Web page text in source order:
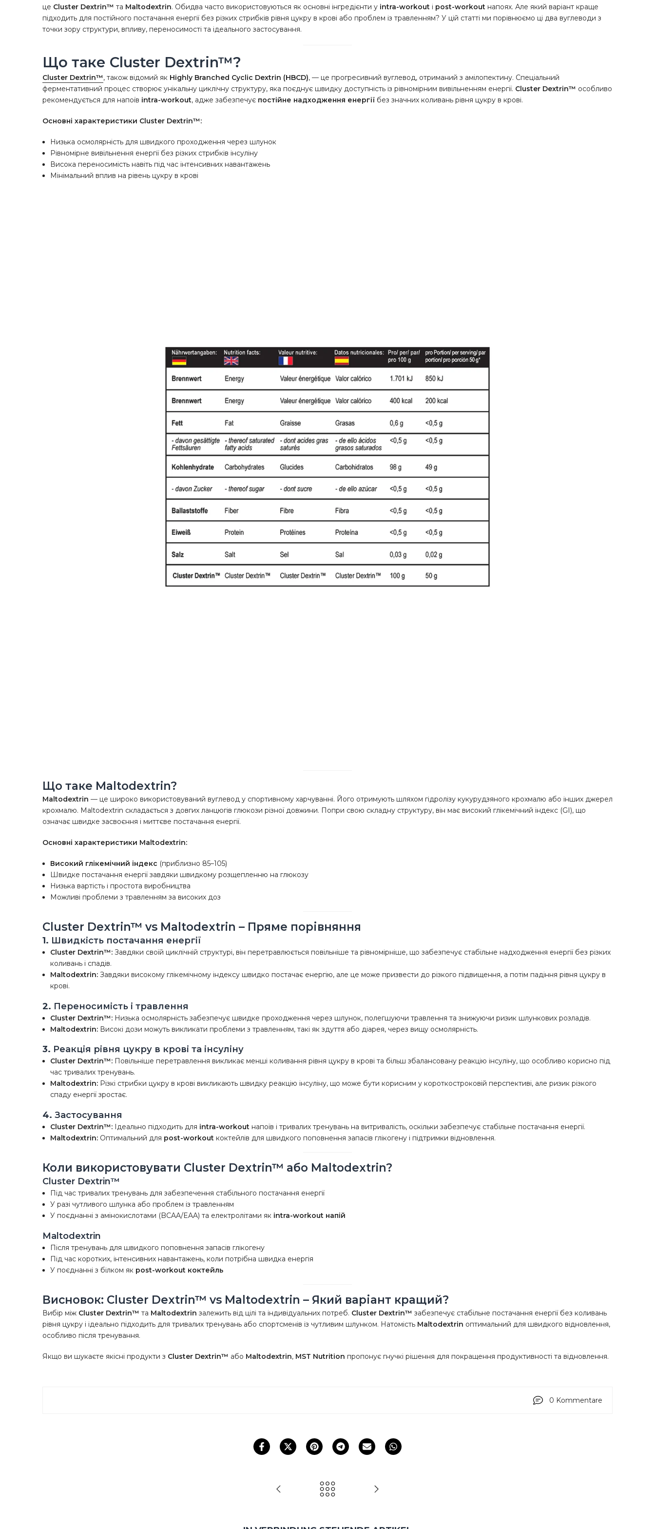
це Cluster Dextrin™ та Maltodextrin. Обидва часто використовуються як основні інгредієнти у intra-workout і post-workout напоях. Але який варіант краще
підходить для постійного постачання енергії без різких стрибків рівня цукру в крові або проблем із травленням? У цій статті ми порівнюємо ці два вуглеводи з
точки зору структури, впливу, переносимості та ідеального застосування.
Що таке Cluster Dextrin™?
Cluster Dextrin™, також відомий як Highly Branched Cyclic Dextrin (HBCD), — це прогресивний вуглевод, отриманий з амілопектину. Спеціальний
ферментативний процес створює унікальну циклічну структуру, яка поєднує швидку доступність із рівномірним вивільненням енергії. Cluster Dextrin™ особливо
рекомендується для напоїв intra-workout, адже забезпечує постійне надходження енергії без значних коливань рівня цукру в крові.
Основні характеристики Cluster Dextrin™:
Низька осмолярність для швидкого проходження через шлунок
Рівномірне вивільнення енергії без різких стрибків інсуліну
Висока переносимість навіть під час інтенсивних навантажень
Мінімальний вплив на рівень цукру в крові
Що таке Maltodextrin?
Maltodextrin — це широко використовуваний вуглевод у спортивному харчуванні. Його отримують шляхом гідролізу кукурудзяного крохмалю або інших джерел
крохмалю. Maltodextrin складається з довгих ланцюгів глюкози різної довжини. Попри свою складну структуру, він має високий глікемічний індекс (GI), що
означає швидке засвоєння і миттєве постачання енергії.
Основні характеристики Maltodextrin:
Високий глікемічний індекс (приблизно 85–105)
Швидке постачання енергії завдяки швидкому розщепленню на глюкозу
Низька вартість і простота виробництва
Можливі проблеми з травленням за високих доз
Cluster Dextrin™ vs Maltodextrin – Пряме порівняння
1. Швидкість постачання енергії
Cluster Dextrin™: Завдяки своїй циклічній структурі, він перетравлюється повільніше та рівномірніше, що забезпечує стабільне надходження енергії без різких
коливань і спадів.
Maltodextrin: Завдяки високому глікемічному індексу швидко постачає енергію, але це може призвести до різкого підвищення, а потім падіння рівня цукру в
крові.
2. Переносимість і травлення
Cluster Dextrin™: Низька осмолярність забезпечує швидке проходження через шлунок, полегшуючи травлення та знижуючи ризик шлункових розладів.
Maltodextrin: Високі дози можуть викликати проблеми з травленням, такі як здуття або діарея, через вищу осмолярність.
3. Реакція рівня цукру в крові та інсуліну
Cluster Dextrin™: Повільніше перетравлення викликає менші коливання рівня цукру в крові та більш збалансовану реакцію інсуліну, що особливо корисно під
час тривалих тренувань.
Maltodextrin: Різкі стрибки цукру в крові викликають швидку реакцію інсуліну, що може бути корисним у короткостроковій перспективі, але ризик різкого
спаду енергії зростає.
4. Застосування
Cluster Dextrin™: Ідеально підходить для intra-workout напоїв і тривалих тренувань на витривалість, оскільки забезпечує стабільне постачання енергії.
Maltodextrin: Оптимальний для post-workout коктейлів для швидкого поповнення запасів глікогену і підтримки відновлення.
Коли використовувати Cluster Dextrin™ або Maltodextrin?
Cluster Dextrin™
Під час тривалих тренувань для забезпечення стабільного постачання енергії
У разі чутливого шлунка або проблем із травленням
У поєднанні з амінокислотами (BCAA/EAA) та електролітами як intra-workout напій
Maltodextrin
Після тренувань для швидкого поповнення запасів глікогену
Під час коротких, інтенсивних навантажень, коли потрібна швидка енергія
У поєднанні з білком як post-workout коктейль
Висновок: Cluster Dextrin™ vs Maltodextrin – Який варіант кращий?
Вибір між Cluster Dextrin™ та Maltodextrin залежить від цілі та індивідуальних потреб. Cluster Dextrin™ забезпечує стабільне постачання енергії без коливань
рівня цукру і ідеально підходить для тривалих тренувань або спортсменів із чутливим шлунком. Натомість Maltodextrin оптимальний для швидкого відновлення,
особливо після тренування.
Якщо ви шукаєте якісні продукти з Cluster Dextrin™ або Maltodextrin, MST Nutrition пропонує гнучкі рішення для покращення продуктивності та відновлення.
0 Kommentare